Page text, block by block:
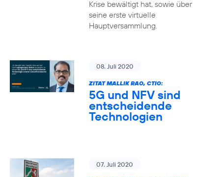
Krise bewältigt hat, sowie über
seine erste virtuelle
Hauptversammlung.
08. Juli 2020
ZITAT MALLIK RAO, CTIO:
5G und NFV sind
entscheidende
Technologien
07. Juli 2020